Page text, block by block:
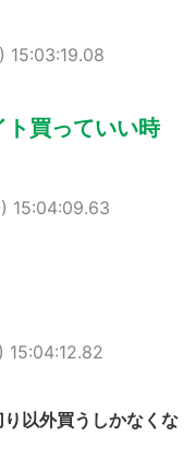
15:03:19.08
ト買っていい時
15:04:09.63
15:04:12.82
以外買うしかなくな